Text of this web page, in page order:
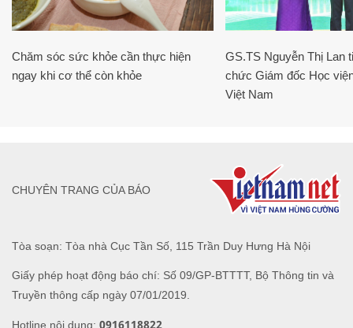
Chăm sóc sức khỏe cần thực hiện
ngay khi cơ thể còn khỏe
GS.TS Nguyễn Thị Lan
chức Giám đốc Học
Việt Nam
Tòa soạn: Tòa nhà Cục Tần Số, 115 Trần Duy Hưng Hà Nội
Giấy phép hoạt động báo chí: Số 09/GP-BTTTT, Bộ Thông tin và
Truyền thông cấp ngày 07/01/2019.
Hotline nội dung: 0916118822
CHUYÊN TRANG CỦA BÁO